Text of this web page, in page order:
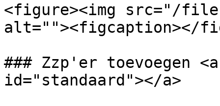
<figure><img src="/files/
alt=""><figcaption></
### Zzp'er toevoegen
id="standaard"></a>